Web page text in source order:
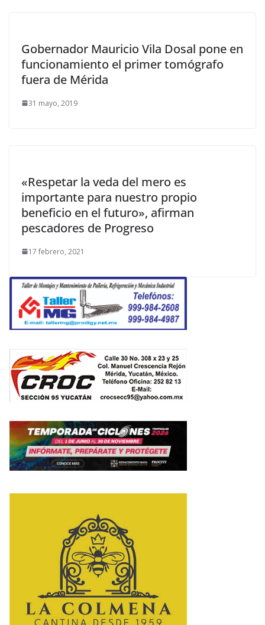
Gobernador Mauricio Vila Dosal pone en
funcionamiento el primer tomógrafo
fuera de Mérida
31 mayo, 2019
«Respetar la veda del mero es
importante para nuestro propio
beneficio en el futuro», afirman
pescadores de Progreso
17 febrero, 2021